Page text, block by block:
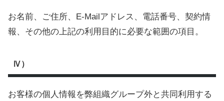
お名前、ご住所、E-Mailアドレス、電話番号、契約情
報、その他の上記の利用目的に必要な範囲の項目。
Ⅳ）
お客様の個人情報を弊組織グループ外と共同利用する